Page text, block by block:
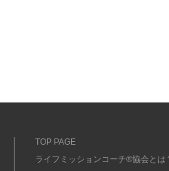
TOP PAGE
ライフミッションコーチ®協会とは